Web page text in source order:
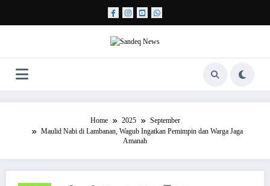
content
Home 2025
September
Maulid Nabi di Lambanan, Wagub Ingatkan Pemimpin dan Warga Jaga
Amanah